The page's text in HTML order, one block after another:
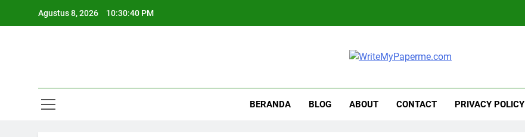
Agustus 8, 2026 10:30:41 PM
BERANDA BLOG ABOUT CONTACT PRIVACY POLICY